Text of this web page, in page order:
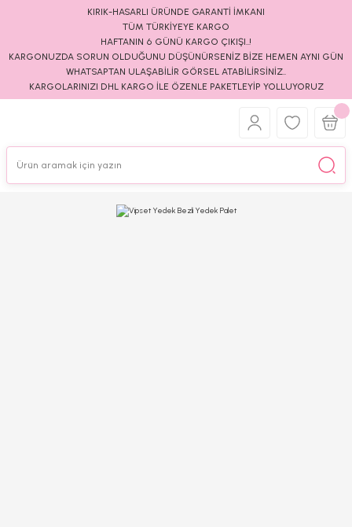
KIRIK-HASARLI ÜRÜNDE GARANTİ İMKANI
TÜM TÜRKİYEYE KARGO
HAFTANIN 6 GÜNÜ KARGO ÇIKIŞI..!
KARGONUZDA SORUN OLDUĞUNU DÜŞÜNÜRSENİZ BİZE HEMEN AYNI GÜN
WHATSAPTAN ULAŞABİLİR GÖRSEL ATABİLİRSİNİZ..
KARGOLARINIZI DHL KARGO İLE ÖZENLE PAKETLEYİP YOLLUYORUZ